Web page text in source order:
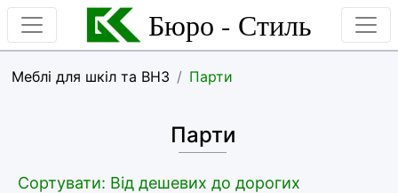
Бюро - Стиль
Меблі для шкіл та ВНЗ Парти
Парти
Сортувати: Від дешевих до дорогих